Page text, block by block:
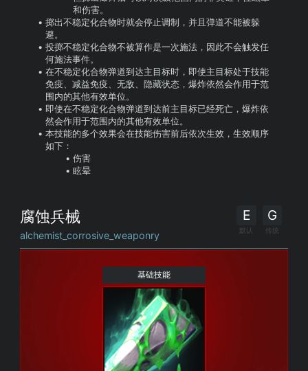
和伤害。
掷出不稳定化合物时就会停止调制，并且弹道不能被躲
避。
投掷不稳定化合物不被算作是一次施法，因此不会触发任
何施法事件。
在不稳定化合物弹道到达主目标时，即使主目标处于技能
免疫、减益免疫、无敌、隐藏状态，爆炸依然会作用于范
围内的其他有效单位。
即使在不稳定化合物弹道到达前主目标已经死亡，爆炸依
然会作用于范围内的其他有效单位。
本技能的多个效果会在技能伤害前后依次生效，生效顺序
如下：
伤害
眩晕
腐蚀兵械
alchemist_corrosive_weaponry
G
传统
E
默认
基础技能